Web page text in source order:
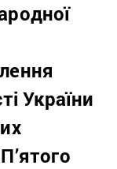
України